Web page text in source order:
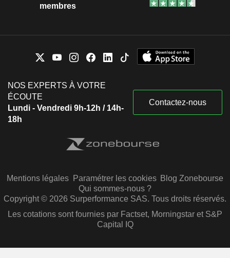
membres
NOS EXPERTS À VOTRE
ÉCOUTE
Lundi - Vendredi 9h-12h / 14h-
18h
Contactez-nous
Mentions légales Paramétrer les cookies Blog Zonebourse
Qui sommes-nous ?
Copyright © 2026 Surperformance SAS. Tous droits réservés.
Les cotations sont fournies par Factset, Morningstar et S&P
Capital IQ